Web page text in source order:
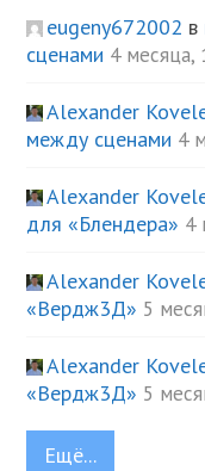
eugeny672002 в
сценами 4 месяца,
Alexander
между сценами 4
Alexander
для «Блендера» 4
Alexander
«Вердж3Д» 5
Alexander
«Вердж3Д» 5
Ещё...